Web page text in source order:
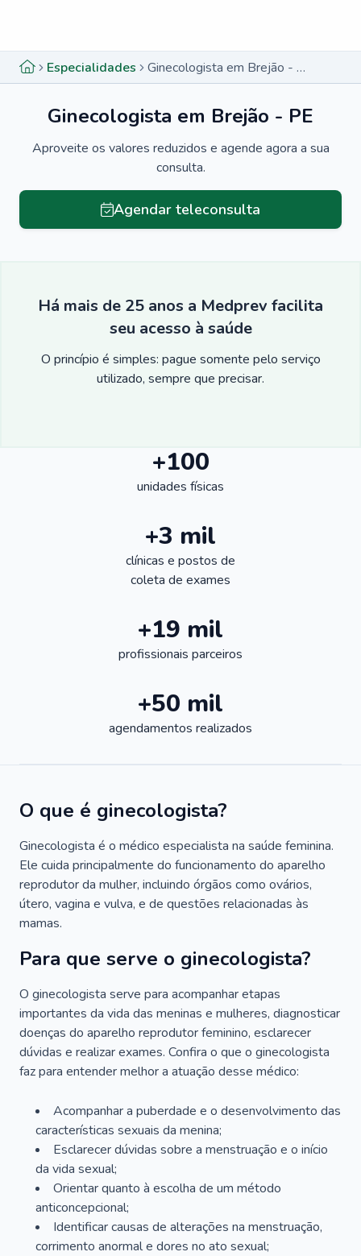
Especialidades Ginecologista em Brejão - PE
Ginecologista em Brejão - PE
Aproveite os valores reduzidos e agende agora a sua
consulta.
Agendar teleconsulta
Há mais de 25 anos a Medprev facilita
seu acesso à saúde
O princípio é simples: pague somente pelo serviço
utilizado, sempre que precisar.
+100
unidades físicas
+3 mil
clínicas e postos de
coleta de exames
+19 mil
profissionais parceiros
+50 mil
agendamentos realizados
O que é ginecologista?
Ginecologista é o médico especialista na saúde feminina.
Ele cuida principalmente do funcionamento do aparelho
reprodutor da mulher, incluindo órgãos como ovários,
útero, vagina e vulva, e de questões relacionadas às
mamas.
Para que serve o ginecologista?
O ginecologista serve para acompanhar etapas
importantes da vida das meninas e mulheres, diagnosticar
doenças do aparelho reprodutor feminino, esclarecer
dúvidas e realizar exames. Confira o que o ginecologista
faz para entender melhor a atuação desse médico:
Acompanhar a puberdade e o desenvolvimento das
características sexuais da menina;
Esclarecer dúvidas sobre a menstruação e o início
da vida sexual;
Orientar quanto à escolha de um método
anticoncepcional;
Identificar causas de alterações na menstruação,
corrimento anormal e dores no ato sexual;